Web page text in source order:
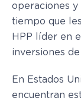
operaciones y
tiempo que
HPP líder en
inversiones
En Estados
encuentran